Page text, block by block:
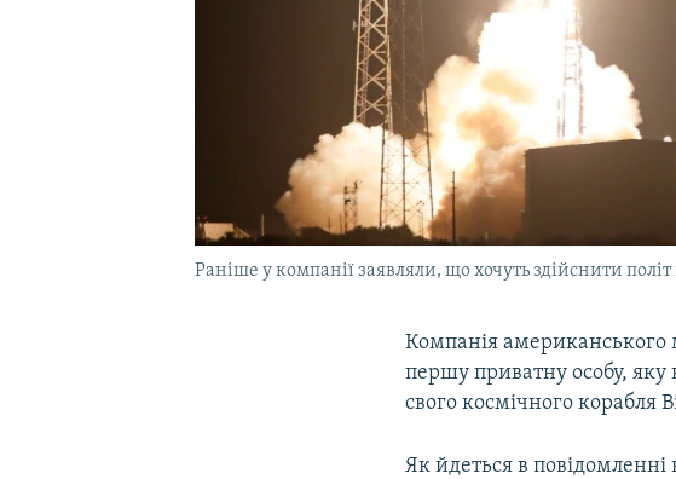
Раніше у компанії заявляли, що хочуть здійснити
Компанія американського
першу приватну особу, яку
свого космічного корабля
Як йдеться в повідомленні